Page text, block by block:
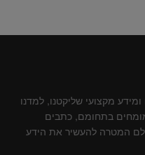
מקצועי שליקטנו, למדנו
בתחומם, כתבים
המטרה להעשיר את הידע